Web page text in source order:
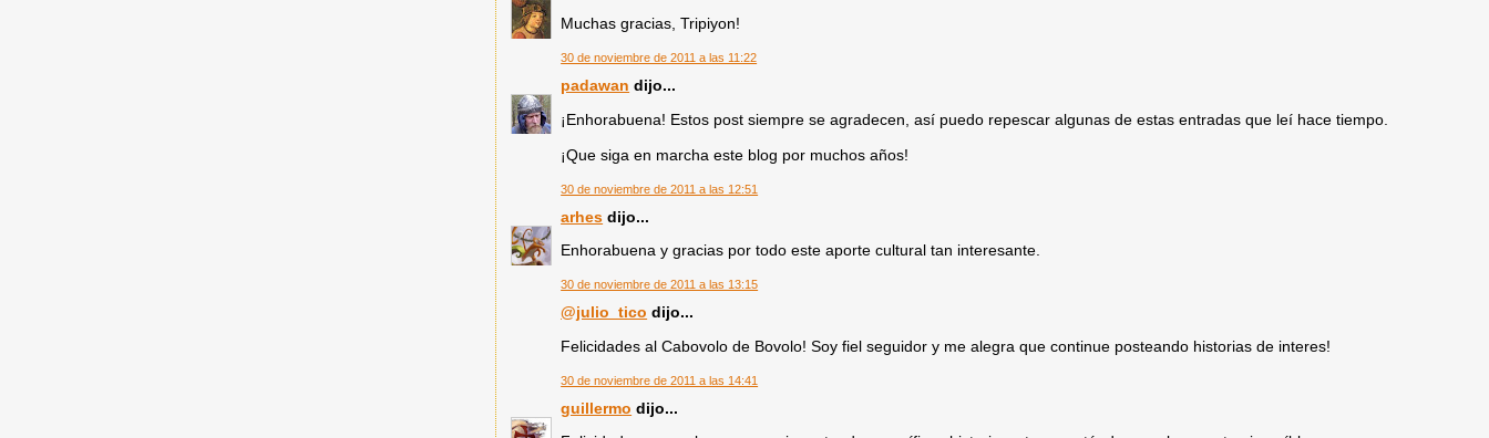
Muchas gracias, Tripiyon!
30 de noviembre de 2011 a las 11:22
padawan dijo...
¡Enhorabuena! Estos post siempre se agradecen, así puedo repescar algunas de estas entradas que leí hace tiempo.
¡Que siga en marcha este blog por muchos años!
30 de noviembre de 2011 a las 12:51
arhes dijo...
Enhorabuena y gracias por todo este aporte cultural tan interesante.
30 de noviembre de 2011 a las 13:15
@julio_tico dijo...
Felicidades al Cabovolo de Bovolo! Soy fiel seguidor y me alegra que continue posteando historias de interes!
30 de noviembre de 2011 a las 14:41
guillermo dijo...